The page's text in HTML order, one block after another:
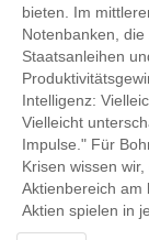
bieten. Im
Notenbanken,
Staatsanleihen
Intelligenz:
Vielleicht
Impulse." Für
Krisen wissen
Aktienbereich am
Aktien spielen in